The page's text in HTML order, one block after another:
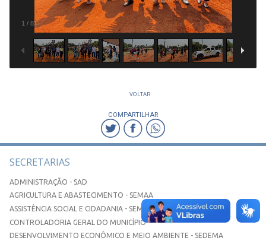
1 / 81
VOLTAR
COMPARTILHAR
SECRETARIAS
ADMINISTRAÇÃO - SAD
AGRICULTURA E ABASTECIMENTO - SEMAA
ASSISTÊNCIA SOCIAL E CIDADANIA - SEMASC
CONTROLADORIA GERAL DO MUNICÍPIO
DESENVOLVIMENTO ECONÔMICO E MEIO AMBIENTE - SEDEMA